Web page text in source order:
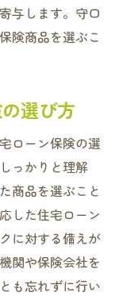
与します。守口
険商品を選ぶこ
選び方
ローン保険の選
っかりと理解
商品を選ぶこと
した住宅ローン
に対する備えが
関や保険会社を
も忘れずに行い